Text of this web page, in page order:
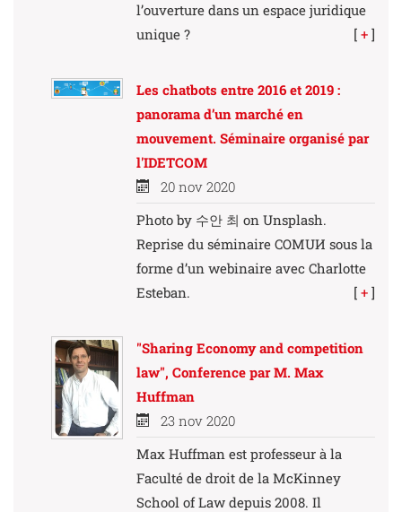
l’ouverture dans un espace juridique
unique ?
[ + ]
Les chatbots entre 2016 et 2019 :
panorama d’un marché en
mouvement. Séminaire organisé par
l'IDETCOM
20 nov 2020
Photo by 수안 최 on Unsplash.
Reprise du séminaire COMUИ sous la
forme d’un webinaire avec Charlotte
Esteban.
[ + ]
"Sharing Economy and competition
law", Conference par M. Max
Huffman
23 nov 2020
Max Huffman est professeur à la
Faculté de droit de la McKinney
School of Law depuis 2008. Il